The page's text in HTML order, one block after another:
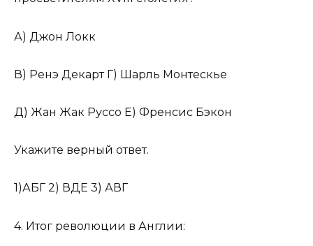
А) Джон Локк
В) Ренэ Декарт Г) Шарль Монтескье
Д) Жан Жак Руссо Е) Френсис Бэкон
Укажите верный ответ.
1)АБГ 2) ВДЕ 3) АВГ
4. Итог революции в Англии: